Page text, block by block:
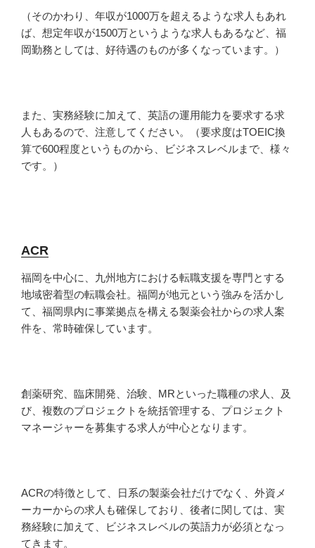
（そのかわり、年収が1000万を超えるような求人もあれ
ば、想定年収が1500万というような求人もあるなど、福
岡勤務としては、好待遇のものが多くなっています。）
また、実務経験に加えて、英語の運用能力を要求する求
人もあるので、注意してください。（要求度はTOEIC換
算で600程度というものから、ビジネスレベルまで、様々
です。）
ACR
福岡を中心に、九州地方における転職支援を専門とする
地域密着型の転職会社。福岡が地元という強みを活かし
て、福岡県内に事業拠点を構える製薬会社からの求人案
件を、常時確保しています。
創薬研究、臨床開発、治験、MRといった職種の求人、及
び、複数のプロジェクトを統括管理する、プロジェクト
マネージャーを募集する求人が中心となります。
ACRの特徴として、日系の製薬会社だけでなく、外資メ
ーカーからの求人も確保しており、後者に関しては、実
務経験に加えて、ビジネスレベルの英語力が必須となっ
てきます。